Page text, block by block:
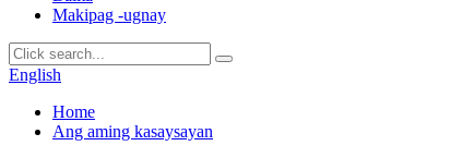
Makipag -ugnay
English
Home
Ang aming kasaysayan